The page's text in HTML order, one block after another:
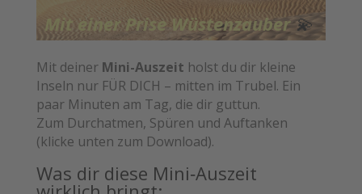
Mit einer Prise Wüstenzauber💫
Mit deiner Mini-Auszeit holst du dir kleine
Inseln nur FÜR DICH – mitten im Trubel. Ein
paar Minuten am Tag, die dir guttun.
Zum Durchatmen, Spüren und Auftanken
(klicke unten zum Download).
Was dir diese Mini‑Auszeit